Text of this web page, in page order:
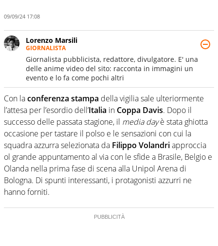
09/09/24 17:08
Lorenzo Marsili
GIORNALISTA
Giornalista pubblicista, redattore, divulgatore. E' una
delle anime video del sito: racconta in immagini un
evento e lo fa come pochi altri
Con laconferenza stampa della vigilia sale ulteriormente
l’attesa per l’esordio dell’Italia in Coppa Davis. Dopo il
successo delle passata stagione, il media dayè stata ghiotta
occasione per tastare il polso e le sensazioni con cui la
squadra azzurra selezionata da Filippo Volandriapproccia
ol grande appuntamento al via con le sfide a Brasile, Belgio e
Olanda nella prima fase di scena alla Unipol Arena di
Bologna. Di spunti interessanti, i protagonisti azzurri ne
hanno forniti.